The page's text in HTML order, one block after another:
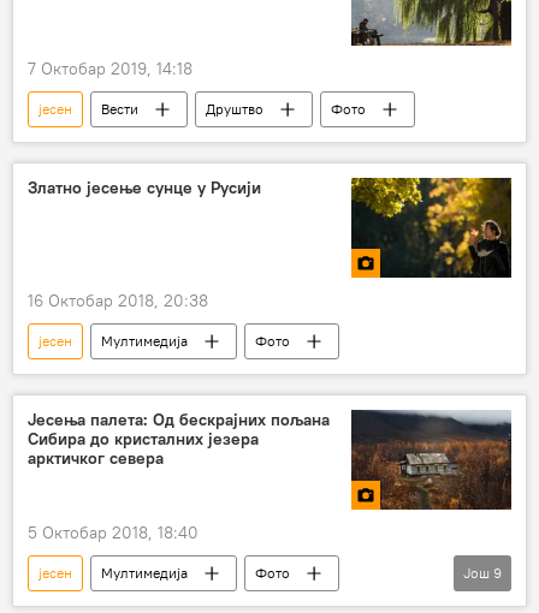
7 Октобар 2019, 14:18
јесен Вести Друштво Фото
Златно јесење сунце у Русији
16 Октобар 2018, 20:38
јесен Мултимедија Фото
Јесења палета: Од бескрајних пољана
Сибира до кристалних језера
арктичког севера
5 Октобар 2018, 18:40
јесен Мултимедија
Фото
Краснојарск
Мурманск
Карелија
Још 9